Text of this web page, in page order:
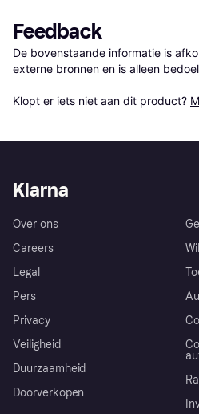
Feedback
De bovenstaande informatie is
externe bronnen en is alleen
Klopt er iets niet aan dit product?
Klarna
Over ons
Careers
Legal
Pers
Privacy
Veiligheid
Duurzaamheid
Doorverkopen